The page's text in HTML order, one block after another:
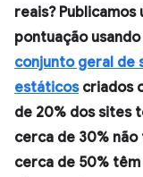
reais? Publicamos
pontuação
conjunto geral de
estáticoscriados
de 20% dos sites
cerca de 30% não
cerca de 50%